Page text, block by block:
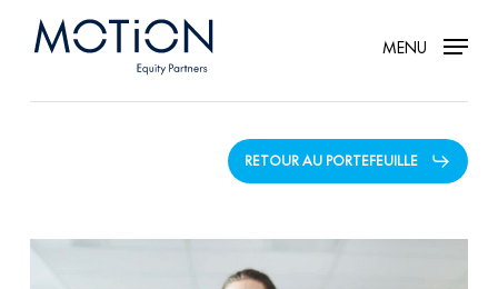
MENU
RETOUR AU PORTEFEUILLE